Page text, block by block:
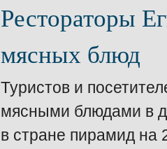
Рестораторы
мясных блюд
Туристов и
мясными блюдами в
в стране пирамид на